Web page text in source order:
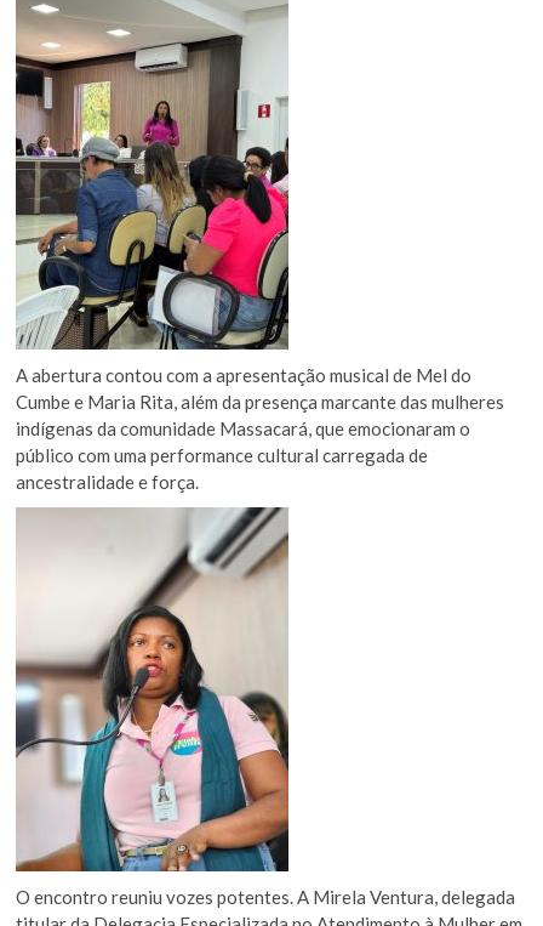
A abertura contou com a apresentação musical de Mel do
Cumbe e Maria Rita, além da presença marcante das mulheres
indígenas da comunidade Massacará, que emocionaram o
público com uma performance cultural carregada de
ancestralidade e força.
O encontro reuniu vozes potentes. A Mirela Ventura, delegada